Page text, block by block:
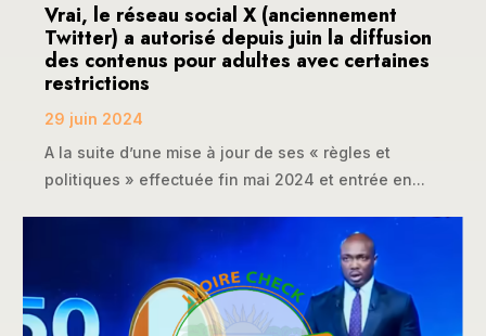
Vrai, le réseau social X (anciennement
Twitter) a autorisé depuis juin la diffusion
des contenus pour adultes avec certaines
restrictions
29 juin 2024
A la suite d’une mise à jour de ses « règles et
politiques » effectuée fin mai 2024 et entrée en...